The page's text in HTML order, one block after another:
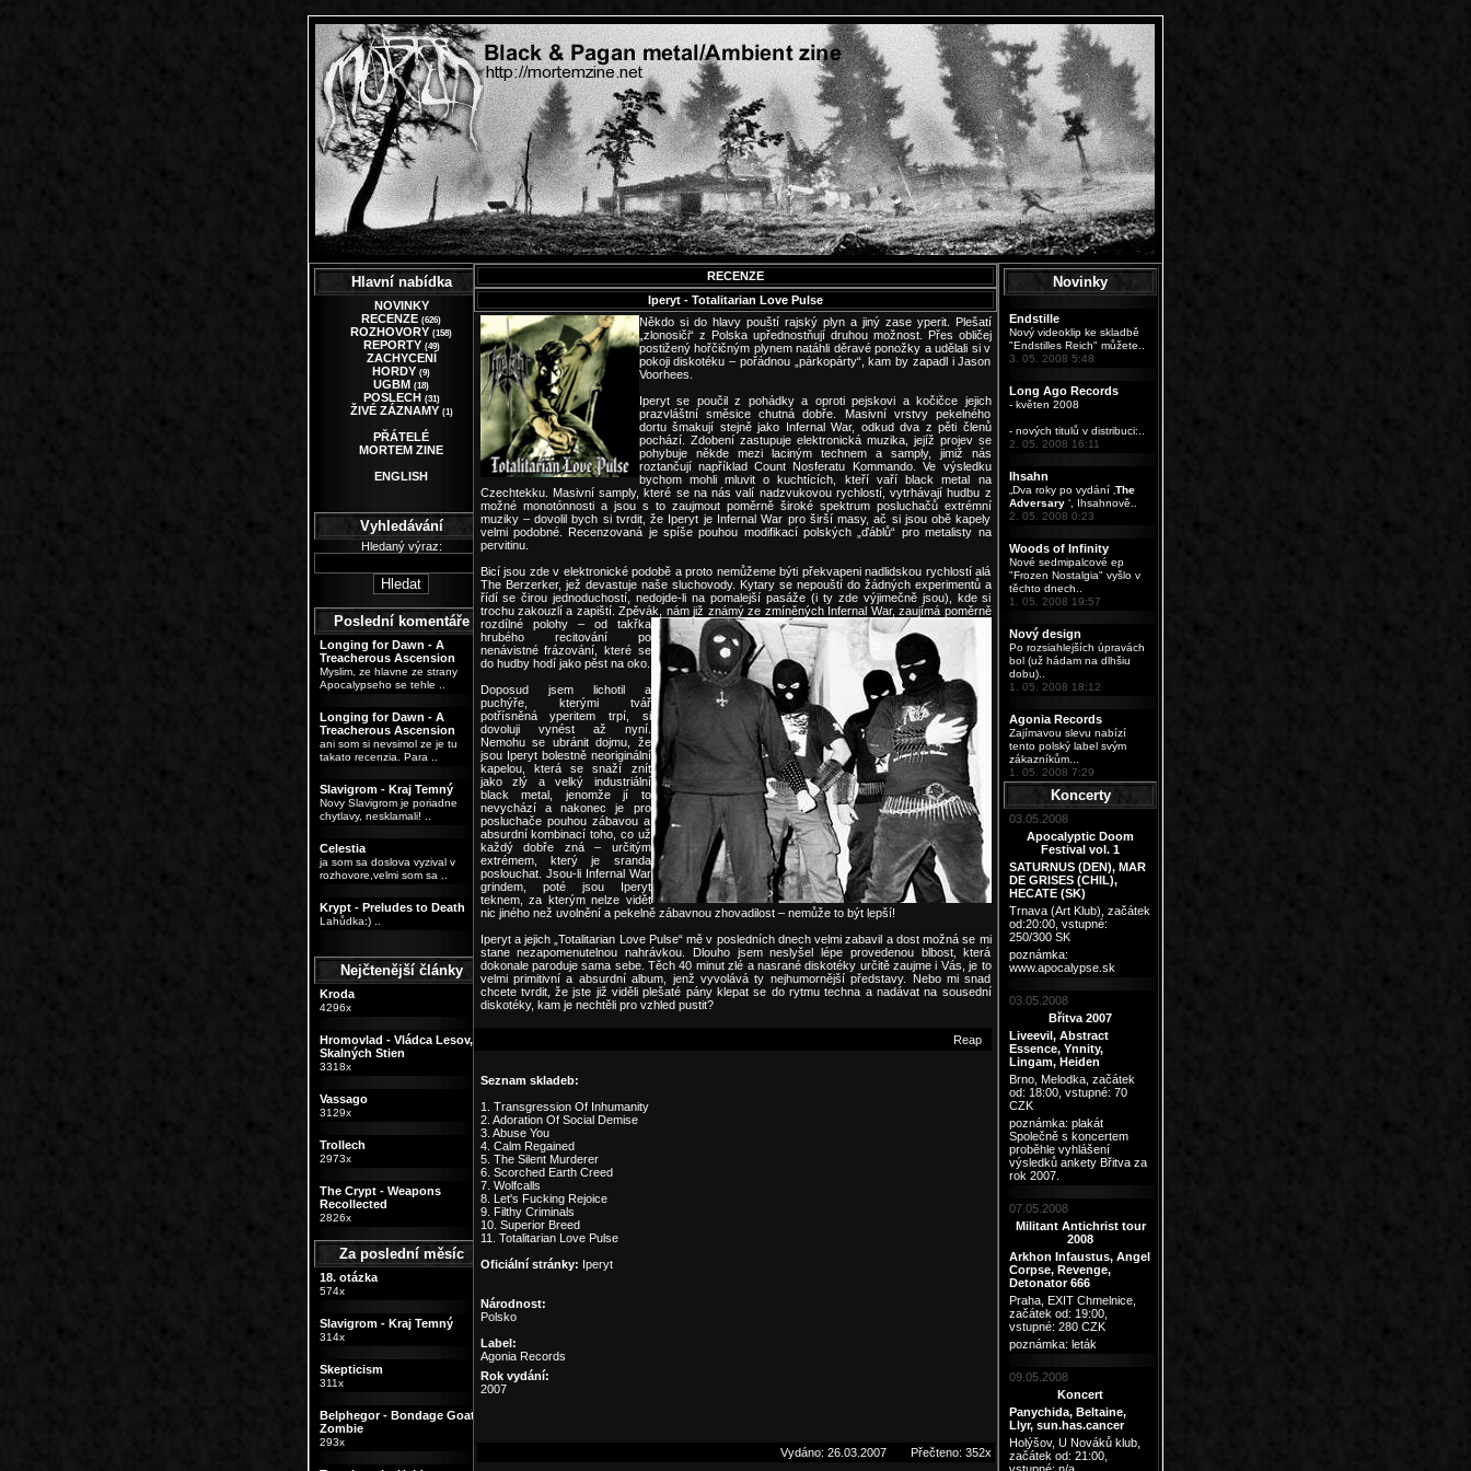
Hlavní nabídka
NOVINKY
RECENZE (626)
ROZHOVORY (158)
REPORTY (49)
ZACHYCENÍ
HORDY (9)
UGBM (18)
POSLECH (31)
ŽIVÉ ZÁZNAMY (1)
PŘÁTELÉ
MORTEM ZINE
ENGLISH
Vyhledávání
Hledaný výraz:
Poslední komentáře
Longing for Dawn - A
Treacherous Ascension
Myslim, ze hlavne ze strany
Apocalypseho se tehle ..
Longing for Dawn - A
Treacherous Ascension
ani som si nevsimol ze je tu
takato recenzia. Para ..
Slavigrom - Kraj Temný
Novy Slavigrom je poriadne
chytlavy, nesklamali! ..
Celestia
ja som sa doslova vyzival v
rozhovore,velmi som sa ..
Krypt - Preludes to Death
Lahůdka:) ..
Nejčtenější články
Kroda
4296x
Hromovlad - Vládca Lesov,
Skalných Stien
3318x
Vassago
3129x
Trollech
2973x
The Crypt - Weapons
Recollected
2826x
Za poslední měsíc
18. otázka
574x
Slavigrom - Kraj Temný
314x
Skepticism
311x
Belphegor - Bondage Goat
Zombie
293x
RECENZE
Iperyt - Totalitarian Love Pulse
Někdo si do hlavy pouští rajský plyn a jiný zase yperit. Plešatí
„zlonosiči“ z Polska upřednostňují druhou možnost. Přes obličej
postižený hořčičným plynem natáhli děravé ponožky a udělali si v
pokoji diskotéku – pořádnou „párkopárty“, kam by zapadl i Jason
Voorhees.
Iperyt se poučil z pohádky a oproti pejskovi a kočičce jejich
prazvláštní směsice chutná dobře. Masivní vrstvy pekelného
dortu šmakují stejně jako Infernal War, odkud dva z pěti členů
pochází. Zdobení zastupuje elektronická muzika, jejíž projev se
pohybuje někde mezi laciným technem a samply, jimiž nás
roztančují například Count Nosferatu Kommando. Ve výsledku
bychom mohli mluvit o kuchtících, kteří vaří black metal na
Czechtekku. Masivní samply, které se na nás valí nadzvukovou rychlostí, vytrhávají hudbu z
možné monotónnosti a jsou s to zaujmout poměrně široké spektrum posluchačů extrémní
muziky – dovolil bych si tvrdit, že Iperyt je Infernal War pro širší masy, ač si jsou obě kapely
velmi podobné. Recenzovaná je spíše pouhou modifikací polských „ďáblů“ pro metalisty na
pervitinu.
Bicí jsou zde v elektronické podobě a proto nemůžeme býti překvapeni nadlidskou rychlostí alá
The Berzerker, jež devastuje naše sluchovody. Kytary se nepouští do žádných experimentů a
řídí se čirou jednoduchostí, nedojde-li na pomalejší pasáže (i ty zde výjimečně jsou), kde si
trochu zakouzlí a zapiští. Zpěvák, nám již známý ze zmíněných Infernal War, zaujímá poměrně
rozdílné polohy – od takřka
hrubého recitování po
nenávistné frázování, které se
do hudby hodí jako pěst na oko.
Doposud jsem lichotil a
puchýře, kterými tvář
potřísněná yperitem trpí, si
dovoluji vynést až nyní.
Nemohu se ubránit dojmu, že
jsou Iperyt bolestně neoriginální
kapelou, která se snaží znít
jako zlý a velký industriální
black metal, jenomže jí to
nevychází a nakonec je pro
posluchače pouhou zábavou a
absurdní kombinací toho, co už
každý dobře zná – určitým
extrémem, který je sranda
poslouchat. Jsou-li Infernal War
grindem, poté jsou Iperyt
teknem, za kterým nelze vidět
nic jiného než uvolnění a pekelně zábavnou zhovadilost – nemůže to být lepší!
Iperyt a jejich „Totalitarian Love Pulse“ mě v posledních dnech velmi zabavil a dost možná se mi
stane nezapomenutelnou nahrávkou. Dlouho jsem neslyšel lépe provedenou blbost, která
dokonale paroduje sama sebe. Těch 40 minut zlé a nasrané diskotéky určitě zaujme i Vás, je to
velmi primitivní a absurdní album, jenž vyvolává ty nejhumornější představy. Nebo mi snad
chcete tvrdit, že jste již viděli plešaté pány klepat se do rytmu techna a nadávat na sousední
diskotéky, kam je nechtěli pro vzhled pustit?
Reap
Seznam skladeb:
1. Transgression Of Inhumanity
2. Adoration Of Social Demise
3. Abuse You
4. Calm Regained
5. The Silent Murderer
6. Scorched Earth Creed
7. Wolfcalls
8. Let's Fucking Rejoice
9. Filthy Criminals
10. Superior Breed
11. Totalitarian Love Pulse
Oficiální stránky: Iperyt
Národnost:
Polsko
Label:
Agonia Records
Rok vydání:
2007
Vydáno: 26.03.2007 Přečteno: 352x
Novinky
Endstille
Nový videoklip ke skladbě
"Endstilles Reich" můžete..
3. 05. 2008 5:48
Long Ago Records
- květen 2008
- nových titulů v distribuci:..
2. 05. 2008 16:11
Ihsahn
„Dva roky po vydání ‚ The
Adversary‘, Ihsahnově..
2. 05. 2008 0:23
Woods of Infinity
Nové sedmipalcové ep
"Frozen Nostalgia" vyšlo v
těchto dnech..
1. 05. 2008 19:57
Nový design
Po rozsiahlejších úpravách
bol (už hádam na dlhšiu
dobu)..
1. 05. 2008 18:12
Agonia Records
Zajímavou slevu nabízí
tento polský label svým
zákazníkům...
1. 05. 2008 7:29
Koncerty
03.05.2008
Apocalyptic Doom
Festival vol. 1
SATURNUS (DEN), MAR
DE GRISES (CHIL),
HECATE (SK)
Trnava (Art Klub) , začátek
od:20:00, vstupné:
250/300 SK
poznámka:
www.apocalypse.sk
03.05.2008
Břitva 2007
Liveevil, Abstract
Essence, Ynnity,
Lingam, Heiden
Brno, Melodka, začátek
od: 18:00, vstupné: 70
CZK
poznámka: plakát
Společně s koncertem
proběhle vyhlášení
výsledků ankety Břitva za
rok 2007.
07.05.2008
Militant Antichrist tour
2008
Arkhon Infaustus, Angel
Corpse, Revenge,
Detonator 666
Praha, EXIT Chmelnice,
začátek od: 19:00,
vstupné: 280 CZK
poznámka: leták
09.05.2008
Koncert
Panychida, Beltaine,
Llyr, sun.has.cancer
Holýšov, U Nováků klub,
začátek od: 21:00,